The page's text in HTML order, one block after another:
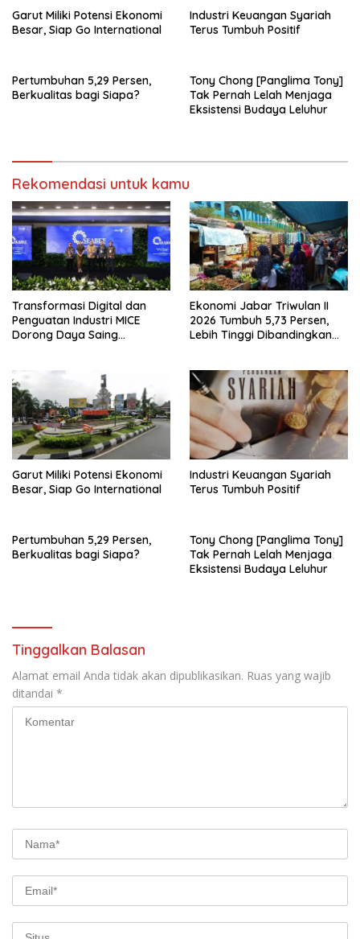
Garut Miliki Potensi Ekonomi
Besar, Siap Go International
Industri Keuangan Syariah
Terus Tumbuh Positif
Pertumbuhan 5,29 Persen,
Berkualitas bagi Siapa?
Tony Chong [Panglima Tony]
Tak Pernah Lelah Menjaga
Eksistensi Budaya Leluhur
Rekomendasi untuk kamu
Transformasi Digital dan
Penguatan Industri MICE
Dorong Daya Saing
Ekonomi Jabar Triwulan II
2026 Tumbuh 5,73 Persen,
Lebih Tinggi Dibandingkan
Garut Miliki Potensi Ekonomi
Besar, Siap Go International
Industri Keuangan Syariah
Terus Tumbuh Positif
Pertumbuhan 5,29 Persen,
Berkualitas bagi Siapa?
Tony Chong [Panglima Tony]
Tak Pernah Lelah Menjaga
Eksistensi Budaya Leluhur
Tinggalkan Balasan
Alamat email Anda tidak akan dipublikasikan. Ruas yang wajib
ditandai *